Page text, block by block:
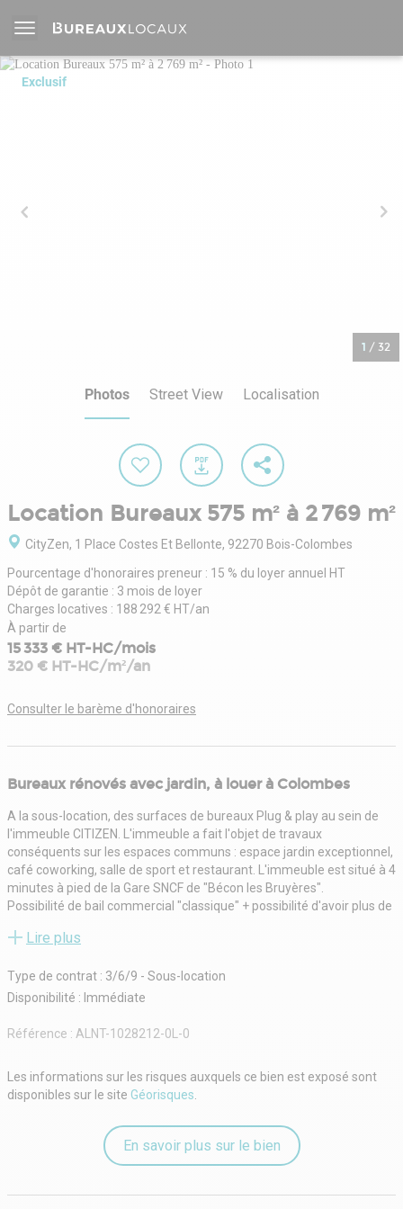
Exclusif
1 / 32
Photos Street View Localisation
Location Bureaux 575 m² à 2 769 m²
CityZen, 1 Place Costes Et Bellonte, 92270 Bois-Colombes
Pourcentage d'honoraires preneur : 15 % du loyer annuel HT
Dépôt de garantie : 3 mois de loyer
Charges locatives : 188 292 € HT/an
À partir de
15 333 € HT-HC/mois
320 € HT-HC/m²/an
Consulter le barème d'honoraires
Bureaux rénovés avec jardin, à louer à Colombes
A la sous-location, des surfaces de bureaux Plug & play au sein de
l'immeuble CITIZEN. L'immeuble a fait l'objet de travaux
conséquents sur les espaces communs : espace jardin exceptionnel,
café coworking, salle de sport et restaurant. L'immeuble est situé à 4
minutes à pied de la Gare SNCF de "Bécon les Bruyères".
Possibilité de bail commercial "classique" + possibilité d'avoir plus de
PC Sécurité 24h/24
Hall d'accueil avec hôtesses (8h-20h)
Business Center 198 places et 3 salles de réunions modulables
places assises (classé ERP)
rénové
Café-coworking
Conciergerie digitale
Ascenseurs et monte-charges
Zone ERP
Lire plus
Type de contrat : 3/6/9 - Sous-location
Disponibilité : Immédiate
Référence : ALNT-1028212-0L-0
Les informations sur les risques auxquels ce bien est exposé sont
disponibles sur le site Géorisques.
En savoir plus sur le bien